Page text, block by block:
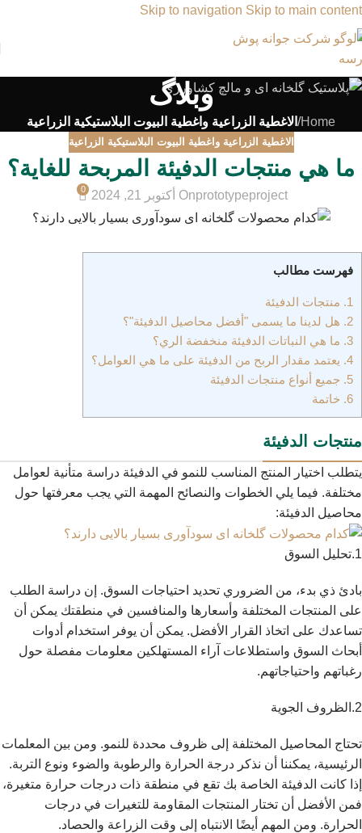
Skip to navigation Skip to main content
وبلاگ
Home
/ الاغطية الزراعية واغطية البيوت البلاستيكية الزراعية
الاغطية الزراعية واغطية البيوت البلاستيكية الزراعية
ما هي منتجات الدفيئة المربحة للغاية؟
prototypeprojectOn أكتوبر 21, 2024 0
فهرست مطالب
1. منتجات الدفيئة
2. هل لدينا ما يسمى "أفضل محاصيل الدفيئة"؟
3. ما هي النباتات الدفيئة منخفضة الري؟
4. يعتمد مقدار الربح من الدفيئة على ما هي العوامل؟
5. جميع أنواع منتجات الدفيئة
6. خاتمة
منتجات الدفيئة
يتطلب اختيار المنتج المناسب للنمو في الدفيئة دراسة متأنية لعوامل
مختلفة. فيما يلي الخطوات والنصائح المهمة التي يجب معرفتها حول
محاصيل الدفيئة:
1.تحليل السوق
بادئ ذي بدء، من الضروري تحديد احتياجات السوق. إن دراسة الطلب
على المنتجات المختلفة وأسعارها والمنافسين في منطقتك يمكن أن
تساعدك على اتخاذ القرار الأفضل. يمكن أن يوفر استخدام أدوات
أبحاث السوق واستطلاعات آراء المستهلكين معلومات مفصلة حول
رغباتهم واحتياجاتهم.
2.الظروف الجوية
تحتاج المحاصيل المختلفة إلى ظروف محددة للنمو. ومن بين المعلمات
الرئيسية، يمكننا أن نذكر درجة الحرارة والرطوبة والضوء ونوع التربة.
إذا كانت الدفيئة الخاصة بك تقع في منطقة ذات درجات حرارة متغيرة،
فمن الأفضل أن تختار المنتجات المقاومة للتغيرات في درجات
الحرارة. ومن المهم أيضًا الانتباه إلى وقت الزراعة والحصاد.